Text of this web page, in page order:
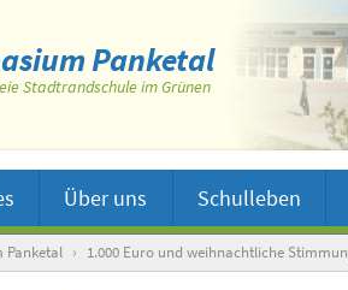
Panketal
Stadtrandschule im Grünen
Über uns Schulleben
Panketal › 1.000 Euro und weihnachtliche